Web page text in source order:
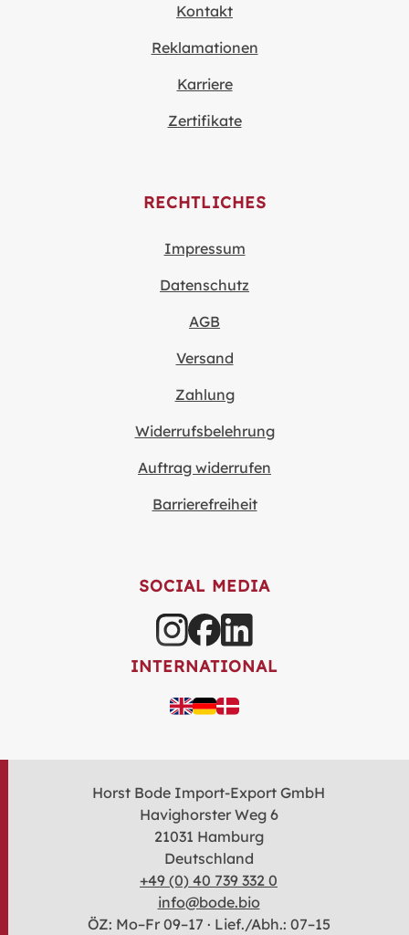
Kontakt
Reklamationen
Karriere
Zertifikate
RECHTLICHES
Impressum
Datenschutz
AGB
Versand
Zahlung
Widerrufsbelehrung
Auftrag widerrufen
Barrierefreiheit
SOCIAL MEDIA
INTERNATIONAL
Horst Bode Import-Export GmbH
Havighorster Weg 6
21031 Hamburg
Deutschland
+49 (0) 40 739 332 0
info@bode.bio
ÖZ: Mo–Fr 09–17 · Lief./Abh.: 07–15